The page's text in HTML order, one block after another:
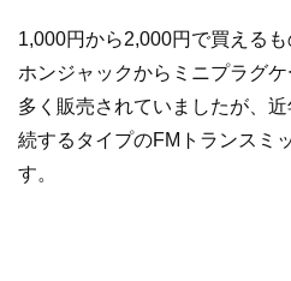
1,000円から2,000円で買える
ホンジャックからミニプラグ
多く販売されていましたが、
続するタイプのFMトランスミ
す。